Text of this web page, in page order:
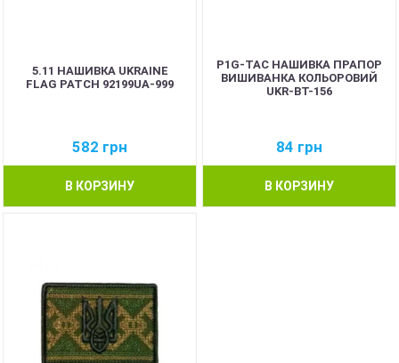
5.11 НАШИВКА UKRAINE
FLAG PATCH 92199UA-999
582 грн
В КОРЗИНУ
P1G-TAC НАШИВКА ПРАПОР
ВИШИВАНКА КОЛЬОРОВИЙ
UKR-BT-156
84 грн
В КОРЗИНУ